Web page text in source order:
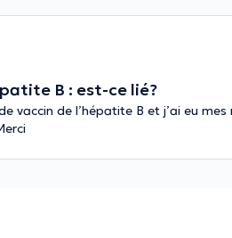
B : est-ce lié?
vaccin de l’hépatite B et j’ai eu